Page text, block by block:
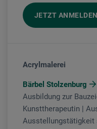
JETZT
Acrylmalerei
Bärbel Stolzenburg
Ausbildung zur
Kunsttherapeutin |
Ausstellungstätigkeit